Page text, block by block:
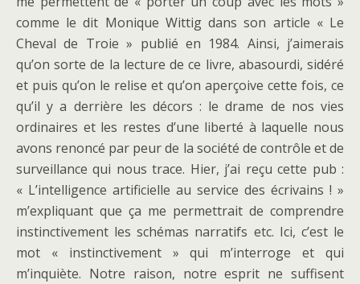
comme le dit Monique Wittig dans son article « Le
Cheval de Troie » publié en 1984. Ainsi, j’aimerais
qu’on sorte de la lecture de ce livre, abasourdi, sidéré
et puis qu’on le relise et qu’on aperçoive cette fois, ce
qu’il y a derrière les décors : le drame de nos vies
ordinaires et les restes d’une liberté à laquelle nous
avons renoncé par peur de la société de contrôle et de
surveillance qui nous trace. Hier, j’ai reçu cette pub :
« L’intelligence artificielle au service des écrivains ! »
m’expliquant que ça me permettrait de comprendre
instinctivement les schémas narratifs etc. Ici, c’est le
mot « instinctivement » qui m’interroge et qui
m’inquiète. Notre raison, notre esprit ne suffisent